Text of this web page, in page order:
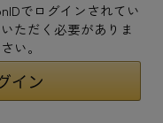
でログインされてい
ただく必要がありま
い。